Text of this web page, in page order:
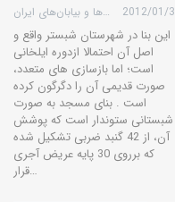
گروه کویرها و بیابان‌های ایران 2012/01/
این بنا در شهرستان شبستر واقع و
اصل آن احتمالا ازدوره ایلخانی
است؛ اما بازسازی های متعدد،
صورت قدیمی آن را دگرگون کرده
است . بنای مسجد به صورت
شبستانی ستوندار است که پوشش
آن، از 42 گنبد ضربی تشکیل شده
که برروی 30 پایه عریض آجری
قرار…